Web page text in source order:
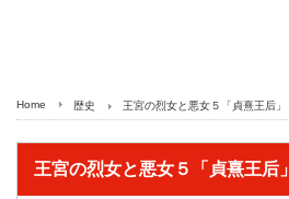
Home 歴史 王宮の烈女と悪女５「貞熹王后」
王宮の烈女と悪女５「貞熹王后」